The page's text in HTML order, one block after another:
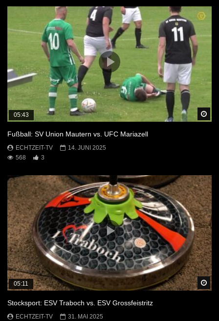
05:43
Fußball: SV Union Mautern vs. UFC Mariazell
ECHTZEIT-TV
14. JUNI 2025
568
3
05:11
Stocksport: ESV Traboch vs. ESV Grossfeistritz
ECHTZEIT-TV
31. MAI 2025